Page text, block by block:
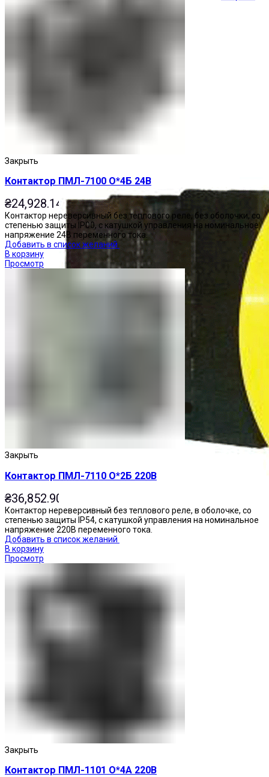
Кнопки нажимные
Закрыть
Контактор ПМЛ-7100 О*4Б 24В
₴24,928.14
Контактор нереверсивный без теплового реле, без оболочки, со
степенью защиты IP00, с катушкой управления на номинальное
напряжение 24В переменного тока.
Добавить в список желаний
В корзину
Просмотр
Закрыть
Контактор ПМЛ-7110 О*2Б 220В
₴36,852.90
Контактор нереверсивный без теплового реле, в оболочке, со
степенью защиты IP54, с катушкой управления на номинальное
напряжение 220В переменного тока.
Добавить в список желаний
В корзину
Просмотр
Закрыть
Контактор ПМЛ-1101 О*4А 220В